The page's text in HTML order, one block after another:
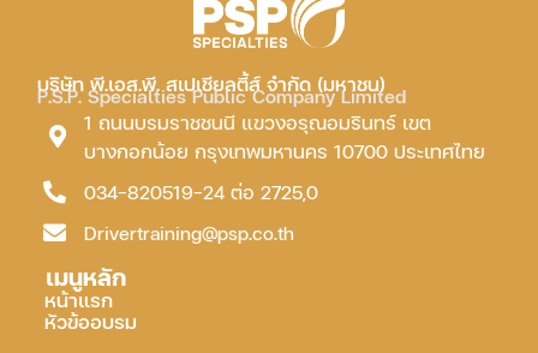
บริษัท พี.เอส.พี. สเปเชียลตี้ส์ จำกัด (มหาชน)
P.S.P. Specialties Public Company Limited
1 ถนนบรมราชชนนี แขวงอรุณอมรินทร์ เขต
บางกอกน้อย กรุงเทพมหานคร 10700 ประเทศไทย
034-820519-24 ต่อ 2725,0
Drivertraining@psp.co.th
เมนูหลัก
หน้าแรก
หัวข้ออบรม